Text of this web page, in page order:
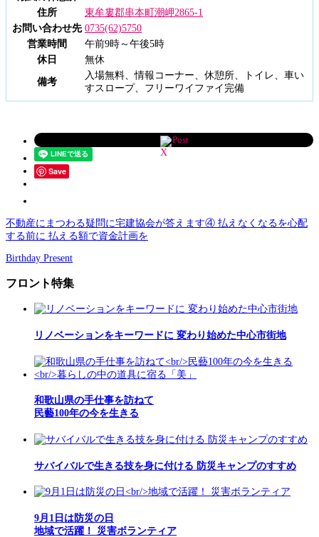
住所
東牟婁郡串本町潮岬2865-1
お問い合わせ先 0735(62)5750
営業時間
午前9時～午後5時
休日
無休
備考
入場無料、情報コーナー、休憩所、トイレ、車い
すスロープ、フリーワイファイ完備
Post
Save
不動産にまつわる疑問に宅建協会が答えます④ 払えなくなるを心配
する前に 払える額で資金計画を
Birthday Present
フロント特集
リノベーションをキーワードに 変わり始めた中心市街地
和歌山県の手仕事を訪ねて
民藝100年の今を生きる
サバイバルで生きる技を身に付ける 防災キャンプのすすめ
9月1日は防災の日
地域で活躍！ 災害ボランティア